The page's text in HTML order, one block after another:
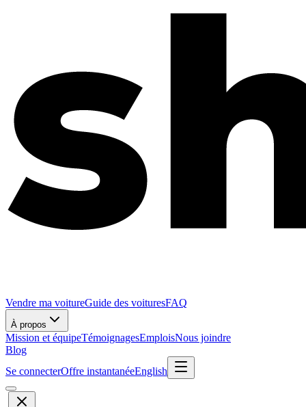
Vendre ma voitureGuide des voituresFAQ
À propos
Mission et équipeTémoignagesEmploisNous joindre
Blog
Se connecterOffre instantanéeEnglish